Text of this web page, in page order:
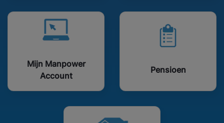
Mijn Manpower
Account
Pensioen